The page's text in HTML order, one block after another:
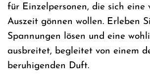
für Einzelpersonen, die sich eine
Auszeit gönnen wollen. Erleben
Spannungen lösen und eine
ausbreitet, begleitet von einem
beruhigenden Duft.